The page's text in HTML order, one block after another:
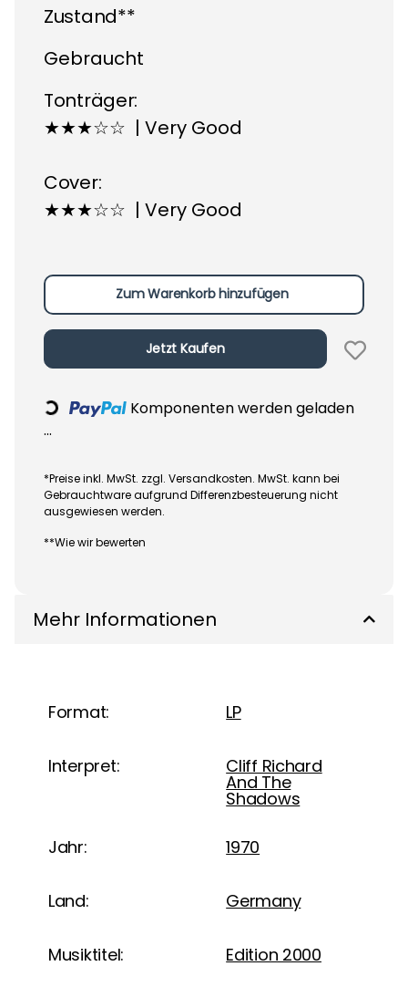
Zustand**
Gebraucht
Tonträger:
★★★☆☆ | Very Good
Cover:
★★★☆☆ | Very Good
Zum Warenkorb hinzufügen
Jetzt Kaufen
Loading...
Komponenten werden geladen
...
*Preise inkl. MwSt. zzgl. Versandkosten. MwSt. kann bei
Gebrauchtware aufgrund Differenzbesteuerung nicht
ausgewiesen werden.
**Wie wir bewerten
Mehr Informationen
Format: LP
Interpret: Cliff Richard
And The
Shadows
Jahr: 1970
Land: Germany
Musiktitel: Edition 2000